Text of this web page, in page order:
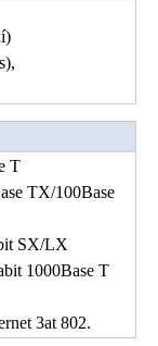
T
TX/100Base
SX/LX
1000Base T
3at 802.